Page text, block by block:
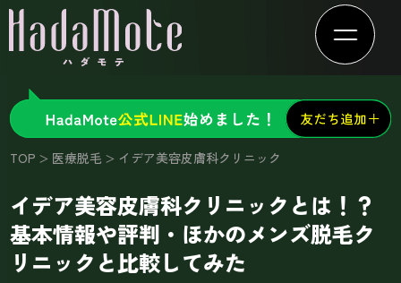
TOP 医療脱毛 イデア美容皮膚科クリニック
イデア美容皮膚科クリニックとは！？
基本情報や評判・ほかのメンズ脱毛ク
リニックと比較してみた